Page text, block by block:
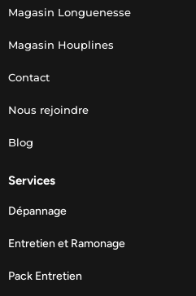
Magasin Longuenesse
Magasin Houplines
Contact
Nous rejoindre
Blog
Services
Dépannage
Entretien et Ramonage
Pack Entretien